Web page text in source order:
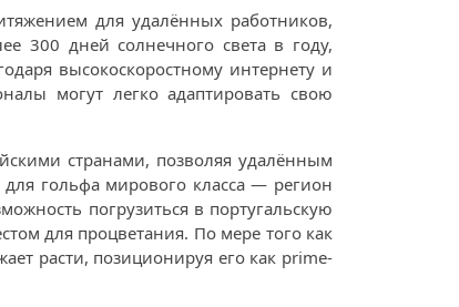
для удалённых работников,
300 дней солнечного света в году,
высокоскоростному интернету и
могут легко адаптировать свою
странами, позволяя удалённым
гольфа мирового класса — регион
погрузиться в португальскую
для процветания. По мере того как
расти, позиционируя его как prime-